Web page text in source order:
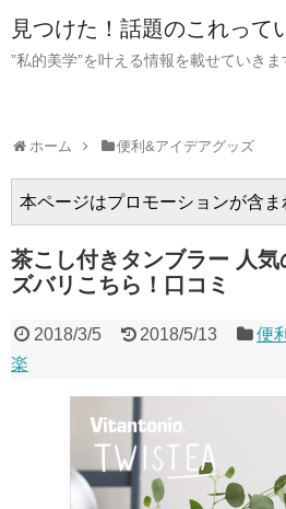
見つけた！話題のこれって
”私的美学”を叶える情報を載せていきま
ホーム 便利&アイデアグッズ
本ページはプロモーションが含
茶こし付きタンブラー 人
ズバリこちら！口コミ
2018/3/5 2018/5/13 便
楽